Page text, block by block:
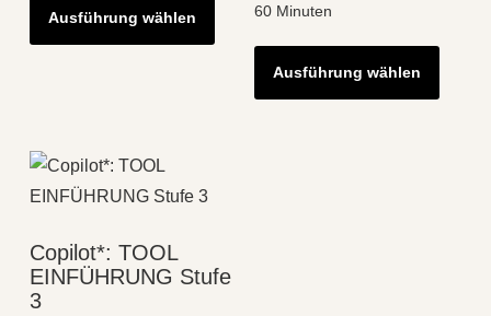
Ausführung wählen
Produkt
weist
mehrere
auf
60 Minuten
Ausführung wählen
weist
Copilot*: TOOL
EINFÜHRUNG Stufe
3